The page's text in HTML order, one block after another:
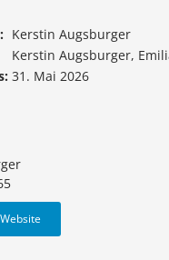
Kerstin Augsburger
Kerstin Augsburger,
31. Mai 2026
Website